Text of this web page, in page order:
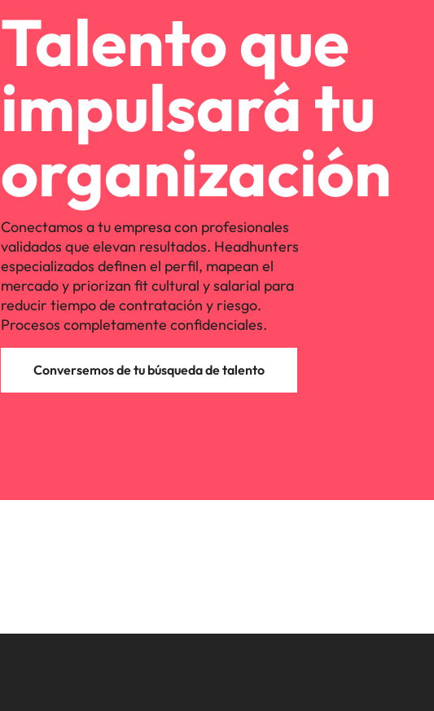
Talento que
impulsará tu
organización
Conectamos a tu empresa con profesionales
validados que elevan resultados. Headhunters
especializados definen el perfil, mapean el
mercado y priorizan fit cultural y salarial para
reducir tiempo de contratación y riesgo.
Procesos completamente confidenciales.
Conversemos de tu búsqueda de talento